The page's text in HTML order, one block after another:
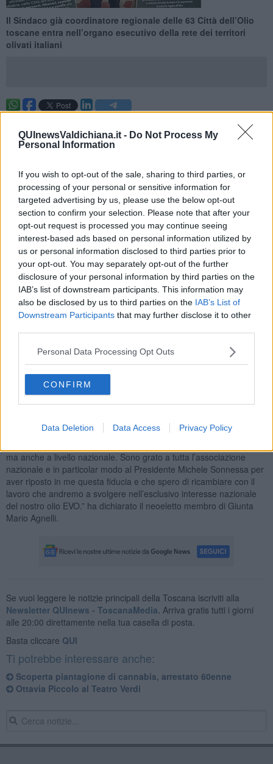
QUInewsValdichiana.it - Do Not Process My
Personal Information
If you wish to opt-out of the sale, sharing to third parties, or
processing of your personal or sensitive information for
targeted advertising by us, please use the below opt-out
section to confirm your selection. Please note that after your
opt-out request is processed you may continue seeing
interest-based ads based on personal information utilized by
us or personal information disclosed to third parties prior to
your opt-out. You may separately opt-out of the further
disclosure of your personal information by third parties on the
IAB’s list of downstream participants. This information may
also be disclosed by us to third parties on the IAB’s List of
Downstream Participants that may further disclose it to other
Personal Data Processing Opt Outs
CONFIRM
Data Deletion Data Access Privacy Policy
Il Sindaco già coordinatore regionale delle 63 Città dell’Olio
toscane entra nell’organo esecutivo della rete dei territori
olivati italiani
Mario Agnelli Sindaco del Comune di Castiglion
Fiorentino e già coordinatore regionale delle 63 Città dell’Olio della
Toscana entra nella Giunta nazionale della grande rete che riunisce
eleggerlo all’unanimità su proposta del Presidente Michele
Sonnessa è stata l’assemblea del Consiglio nazionale.
Con questo riconoscimento la Toscana ottiene una rappresentanza
forte che premia il lavoro prezioso realizzato dal coordinamento
regionale sul territorio per dare slancio al settore olivicolo e
promuovere lo sviluppo dell'oleoturismo attraverso la
partecipazione a grandi eventi come la Camminata tra gli olivi, la
Merenda nell’Oliveta e il Concorso nazionale Turismo dell’Olio.
”Desidero congratularmi a nome di tutta l’associazione con Mario
questo nuovo ruolo di responsabilità – ha dichiarato il Presidente
delle Città dell’Olio Michele Sonnessa – la Toscana è una regione
strategica per noi e proprio a partire dalle sinergie che si stanno
creando su questo territorio, continueremo a lavorare per
trasformare il turismo dell’olio e l’olivicoltura sociale in
“Sono estremamente lusingato per questa nomina che mi pone in
ma anche a livello nazionale. Sono grato a tutta l’associazione
nazionale e in particolar modo al Presidente Michele Sonnessa per
aver riposto in me questa fiducia e che spero di ricambiare con il
lavoro che andremo a svolgere nell’esclusivo interesse nazionale
del nostro olio EVO.” ha dichiarato il neoeletto membro di Giunta
Mario Agnelli.
Se vuoi leggere le notizie principali della Toscana iscriviti alla
Newsletter QUInews - ToscanaMedia. Arriva gratis tutti i giorni
alle 20:00 direttamente nella tua casella di posta.
Basta cliccare QUI
Ti potrebbe interessare anche:
Scoperta piantagione di cannabis, arrestato 60enne
​Ottavia Piccolo al Teatro Verdi